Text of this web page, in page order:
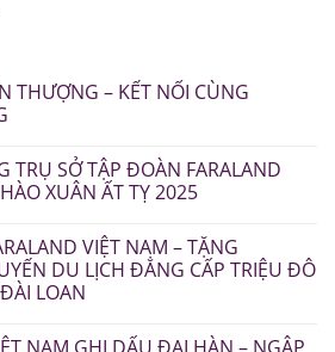
THƯỢNG – KẾT NỐI CÙNG
TRỤ SỞ TẬP ĐOÀN FARALAND
XUÂN ẤT TỴ 2025
VIỆT NAM – TẶNG
DU LỊCH ĐẲNG CẤP TRIỆU ĐÔ
LOAN